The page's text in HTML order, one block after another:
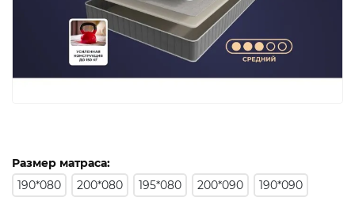
Размер матраса:
190*080
200*080 195*080 200*090
190*090